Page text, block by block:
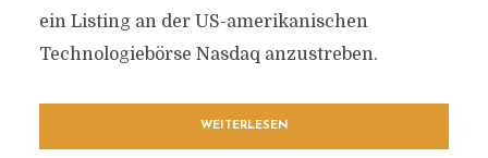
ein Listing an der US-amerikanischen
Technologiebörse Nasdaq anzustreben.
WEITERLESEN